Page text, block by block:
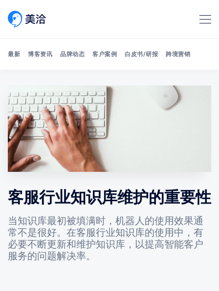
Search 美洽博客
最新 博客资讯 品牌动态 客户案例 白皮书/研报 跨境营销
客服行业知识库维护的重要性
当知识库最初被填满时，机器人的使用效果通
常不是很好。在客服行业知识库的使用中，有
必要不断更新和维护知识库，以提高智能客户
服务的问题解决率。